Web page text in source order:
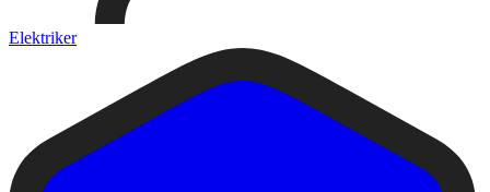
Elektriker